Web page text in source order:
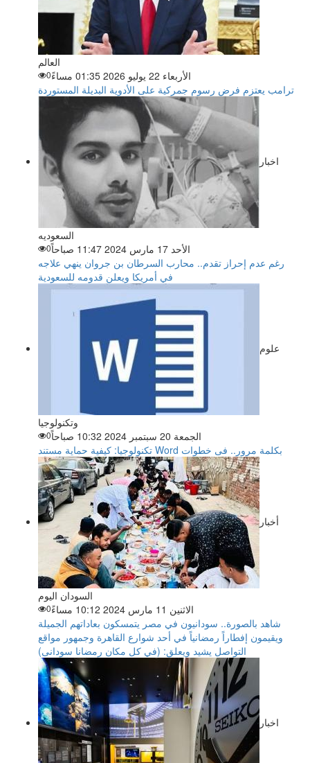
العالم
الأربعاء 22 يوليو 2026 01:35 مساءً
0
ترامب يعتزم فرض رسوم جمركية على الأدوية البديلة المستوردة
اخبار
السعوديه
الأحد 17 مارس 2024 11:47 صباحاً
0
رغم عدم إحراز تقدم.. محارب السرطان بن جروان ينهي علاجه
في أمريكا ويعلن قدومه للسعودية
علوم
وتكنولوجيا
الجمعة 20 سبتمبر 2024 10:32 صباحاً
0
تكنولوجيا: كيفية حماية مستند Word بكلمة مرور.. فى خطوات
أخبار
السودان اليوم
الاثنين 11 مارس 2024 10:12 مساءً
0
شاهد بالصورة.. سودانيون في مصر يتمسكون بعاداتهم الجميلة
ويقيمون إفطاراً رمضانياً في أحد شوارع القاهرة وجمهور مواقع
التواصل يشيد ويعلق: (في كل مكان رمضانا سودانى)
اخبار